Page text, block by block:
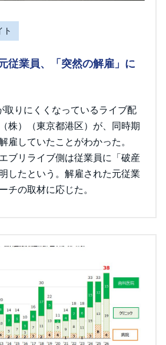
ト
従業員、「突然の解雇」に
取りにくくなっているライブ配
株）（東京都港区）が、同時期
雇していたことがわかった。
ブリライブ側は従業員に「破産
したという。解雇された元従業
チの取材に応じた。